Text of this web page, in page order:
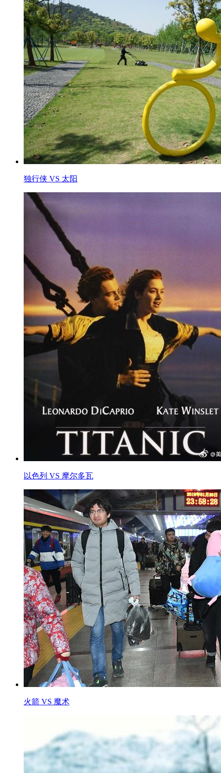
独行侠 VS 太阳
以色列 VS 摩尔多瓦
火箭 VS 魔术